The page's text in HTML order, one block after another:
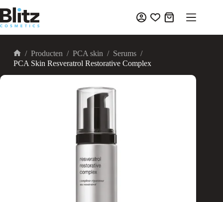
naar
de
Winkelwagen
Home
/ Producten / PCA skin / Serums /
PCA Skin Resveratrol Restorative Complex